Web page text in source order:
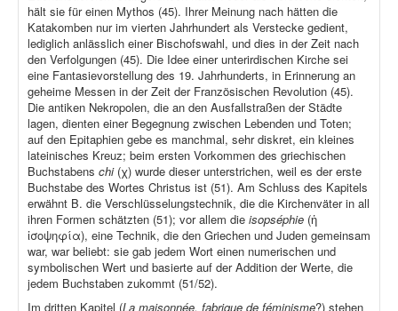
hält sie für einen Mythos (45). Ihrer Meinung nach hätten die
Katakomben nur im vierten Jahrhundert als Verstecke gedient,
lediglich anlässlich einer Bischofswahl, und dies in der Zeit nach
den Verfolgungen (45). Die Idee einer unterirdischen Kirche sei
eine Fantasievorstellung des 19. Jahrhunderts, in Erinnerung an
geheime Messen in der Zeit der Französischen Revolution (45).
Die antiken Nekropolen, die an den Ausfallstraßen der Städte
lagen, dienten einer Begegnung zwischen Lebenden und Toten;
auf den Epitaphien gebe es manchmal, sehr diskret, ein kleines
lateinisches Kreuz; beim ersten Vorkommen des griechischen
Buchstabens chi (χ) wurde dieser unterstrichen, weil es der erste
Buchstabe des Wortes Christus ist (51). Am Schluss des Kapitels
erwähnt B. die Verschlüsselungstechnik, die die Kirchenväter in all
ihren Formen schätzten (51); vor allem die isopséphie (ἡ
ἰσοψηφία), eine Technik, die den Griechen und Juden gemeinsam
war, war beliebt: sie gab jedem Wort einen numerischen und
symbolischen Wert und basierte auf der Addition der Werte, die
jedem Buchstaben zukommt (51/52).
Im dritten Kapitel (La maisonnée, fabrique de féminisme?) stehen